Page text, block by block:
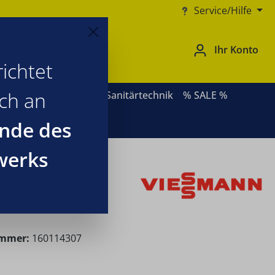
Service/Hilfe
Ihr Konto
Heizsysteme Sanitärtechnik % SALE %
160114307
an
des